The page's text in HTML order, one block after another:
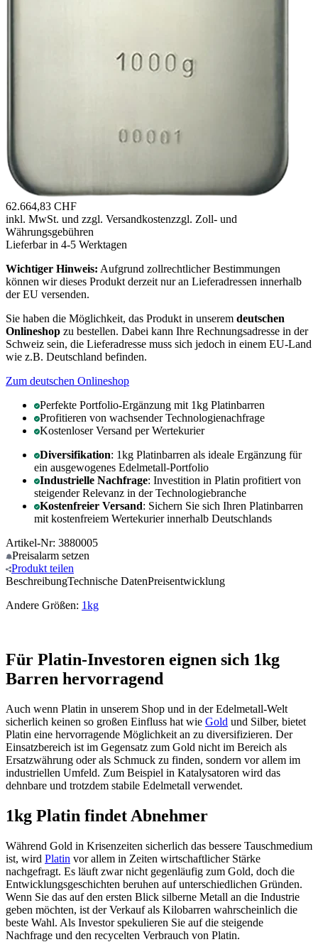
62.664,83 CHF
inkl. MwSt. und zzgl. Versandkostenzzgl. Zoll- und
Währungsgebühren
Lieferbar in 4-5 Werktagen
Wichtiger Hinweis: Aufgrund zollrechtlicher Bestimmungen
können wir dieses Produkt derzeit nur an Lieferadressen innerhalb
der EU versenden.
Sie haben die Möglichkeit, das Produkt in unserem deutschen
Onlineshop zu bestellen. Dabei kann Ihre Rechnungsadresse in der
Schweiz sein, die Lieferadresse muss sich jedoch in einem EU-Land
wie z.B. Deutschland befinden.
Zum deutschen Onlineshop
Perfekte Portfolio-Ergänzung mit 1kg Platinbarren
Profitieren von wachsender Technologienachfrage
Kostenloser Versand per Wertekurier
Diversifikation: 1kg Platinbarren als ideale Ergänzung für
ein ausgewogenes Edelmetall-Portfolio
Industrielle Nachfrage: Investition in Platin profitiert von
steigender Relevanz in der Technologiebranche
Kostenfreier Versand: Sichern Sie sich Ihren Platinbarren
mit kostenfreiem Wertekurier innerhalb Deutschlands
Artikel-Nr: 3880005
Preisalarm setzen
Produkt teilen
BeschreibungTechnische DatenPreisentwicklung
Andere Größen: 1kg
Für Platin-Investoren eignen sich 1kg
Barren hervorragend
Auch wenn Platin in unserem Shop und in der Edelmetall-Welt
sicherlich keinen so großen Einfluss hat wie Gold und Silber, bietet
Platin eine hervorragende Möglichkeit an zu diversifizieren. Der
Einsatzbereich ist im Gegensatz zum Gold nicht im Bereich als
Ersatzwährung oder als Schmuck zu finden, sondern vor allem im
industriellen Umfeld. Zum Beispiel in Katalysatoren wird das
dehnbare und trotzdem stabile Edelmetall verwendet.
1kg Platin findet Abnehmer
Während Gold in Krisenzeiten sicherlich das bessere Tauschmedium
ist, wird Platin vor allem in Zeiten wirtschaftlicher Stärke
nachgefragt. Es läuft zwar nicht gegenläufig zum Gold, doch die
Entwicklungsgeschichten beruhen auf unterschiedlichen Gründen.
Wenn Sie das auf den ersten Blick silberne Metall an die Industrie
geben möchten, ist der Verkauf als Kilobarren wahrscheinlich die
beste Wahl. Als Investor spekulieren Sie auf die steigende
Nachfrage und den recycelten Verbrauch von Platin.